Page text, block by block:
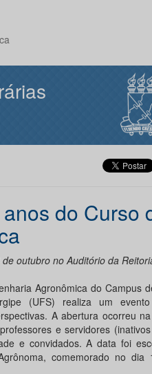
do Curso
outubro no Auditório da
Agronômica do Campus
(UFS) realiza um
A abertura ocorreu
e servidores
e convidados. A data foi
comemorado no dia